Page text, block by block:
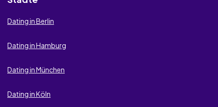
Dating in Berlin
Dating in Hamburg
Dating in München
Dating in Köln